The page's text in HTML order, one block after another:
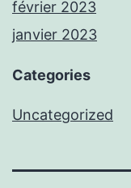
février 2023
janvier 2023
Categories
Uncategorized